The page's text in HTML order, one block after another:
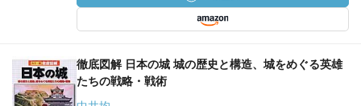
徹底図解 日本の城 城の歴史と構造、城をめぐる英雄
たちの戦略・戦術